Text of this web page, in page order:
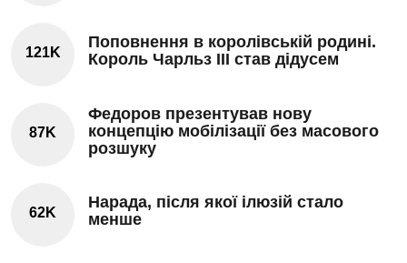
121K
Поповнення в королівській родині.
Король Чарльз III став дідусем
87K
Федоров презентував нову
концепцію мобілізації без масового
розшуку
62K
Нарада, після якої ілюзій стало
менше